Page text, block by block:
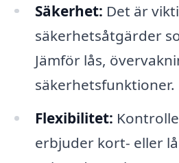
Säkerhet: Det är
säkerhetsåtgärder
Jämför lås,
säkerhetsfunktioner.
Flexibilitet:
erbjuder kort- eller